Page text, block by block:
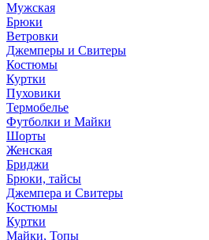
Мужская
Брюки
Ветровки
Джемперы и Свитеры
Костюмы
Куртки
Пуховики
Термобелье
Футболки и Майки
Шорты
Женская
Бриджи
Брюки, тайсы
Джемпера и Свитеры
Костюмы
Куртки
Майки, Топы